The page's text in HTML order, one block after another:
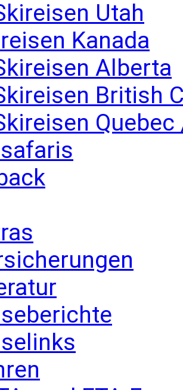
Utah
Kanada
Alberta
British